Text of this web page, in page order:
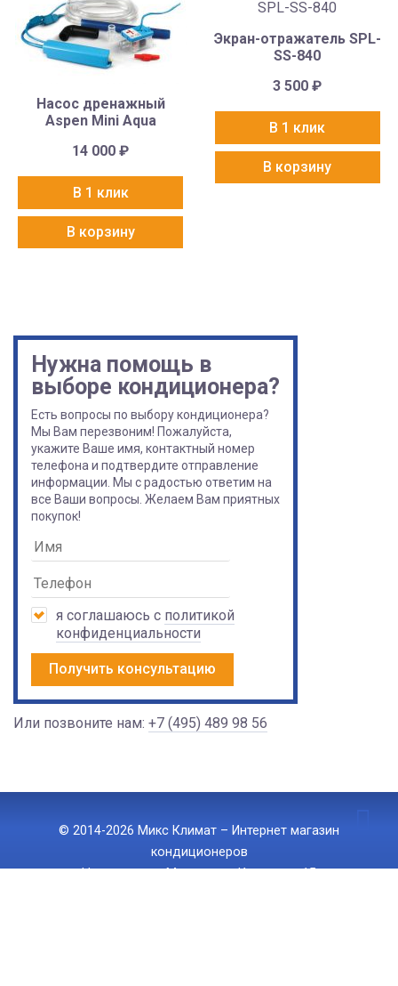
Насос дренажный
Aspen Mini Aqua
14 000₽
В 1 клик
В корзину
Экран-отражатель SPL-
SS-840
3 500₽
В 1 клик
В корзину
Нужна помощь в
выборе кондиционера?
Есть вопросы по выбору кондиционера?
Мы Вам перезвоним! Пожалуйста,
укажите Ваше имя, контактный номер
телефона и подтвердите отправление
информации. Мы с радостью ответим на
все Ваши вопросы. Желаем Вам приятных
покупок!
я соглашаюсь с политикой
конфиденциальности
Получить консультацию
Или позвоните нам: +7 (495) 489 98 56
© 2014-2026 Микс Климат – Интернет магазин
кондиционеров
Наш адрес: г. Москва, ул. Ижорская 15